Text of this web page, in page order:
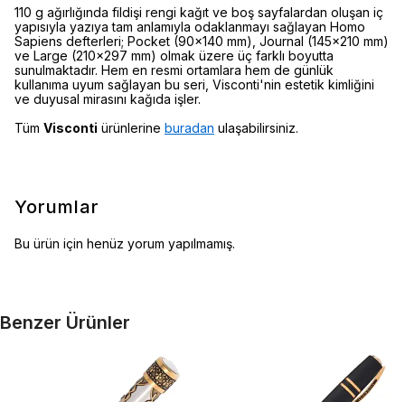
110 g ağırlığında fildişi rengi kağıt ve boş sayfalardan oluşan iç
yapısıyla yazıya tam anlamıyla odaklanmayı sağlayan Homo
Sapiens defterleri; Pocket (90×140 mm), Journal (145×210 mm)
ve Large (210×297 mm) olmak üzere üç farklı boyutta
sunulmaktadır. Hem en resmi ortamlara hem de günlük
kullanıma uyum sağlayan bu seri, Visconti'nin estetik kimliğini
ve duyusal mirasını kağıda işler.
Tüm Visconti ürünlerine buradan ulaşabilirsiniz.
Yorumlar
Bu ürün için henüz yorum yapılmamış.
Benzer Ürünler